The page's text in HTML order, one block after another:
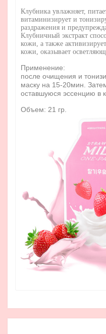
Клубника увлажняет,
витаминизирует и
раздражения и
Клубничный экстракт
кожи, а также
кожи, оказывает
Применение:
после очищения и
маску на 15-20мин.
оставшуюся эссенцию в
Объем: 21 гр.